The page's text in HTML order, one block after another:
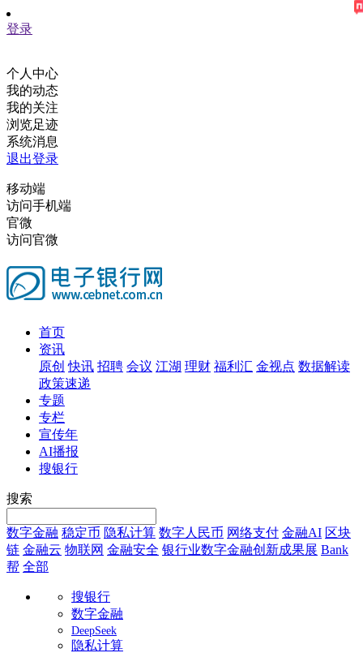
登录
个人中心
我的动态
我的关注
浏览足迹
系统消息
退出登录
移动端
访问手机端
官微
访问官微
首页
资讯
原创 快讯 招聘 会议 江湖 理财 福利汇 金视点 数据解读
政策速递
专题
专栏
宣传年
AI播报
搜银行
搜索
数字金融 稳定币 隐私计算 数字人民币 网络支付 金融AI 区块
链 金融云 物联网 金融安全 银行业数字金融创新成果展 Bank
帮 全部
搜银行
数字金融
DeepSeek
隐私计算